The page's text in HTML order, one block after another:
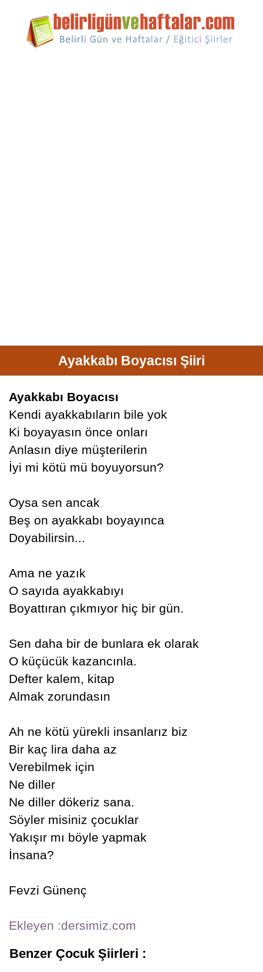
Ayakkabı Boyacısı Şiiri
Ayakkabı Boyacısı
Kendi ayakkabıların bile yok
Ki boyayasın önce onları
Anlasın diye müşterilerin
İyi mi kötü mü boyuyorsun?
Oysa sen ancak
Beş on ayakkabı boyayınca
Doyabilirsin...
Ama ne yazık
O sayıda ayakkabıyı
Boyattıran çıkmıyor hiç bir gün.
Sen daha bir de bunlara ek olarak
O küçücük kazancınla.
Defter kalem, kitap
Almak zorundasın
Ah ne kötü yürekli insanlarız biz
Bir kaç lira daha az
Verebilmek için
Ne diller
Ne diller dökeriz sana.
Söyler misiniz çocuklar
Yakışır mı böyle yapmak
İnsana?
Fevzi Günenç
Ekleyen :dersimiz.com
Benzer Çocuk Şiirleri :